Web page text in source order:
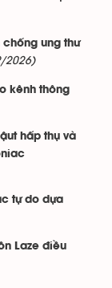
chống ung thư
2026)
kênh thông
hấp thụ và
tự do dựa
Laze điều